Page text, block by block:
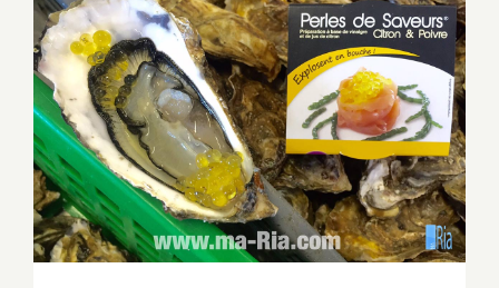
Perles ostréicoles, dégustation gratuite
chez Christophe Guillo, Pen Mane Bras